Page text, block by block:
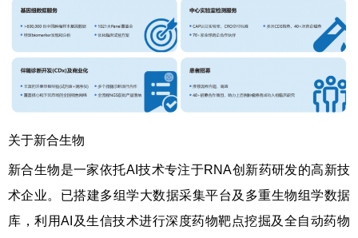
关于新合生物
新合生物是一家依托AI技术专注于RNA创新药研发的高新技
术企业。已搭建多组学大数据采集平台及多重生物组学数据
库，利用AI及生信技术进行深度药物靶点挖掘及全自动药物